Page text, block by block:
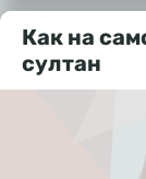
Как на
султан